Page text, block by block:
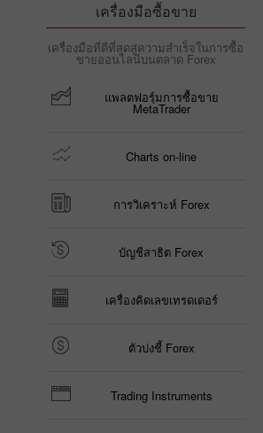
เครื่องมือซื้อขาย
เครื่องมือที่ดีที่สุดสู่ความสำเร็จในการซื้อ
ขายออนไลน์บนตลาด Forex
แพลตฟอรฺ์มการซื้อขาย
MetaTrader
Charts on-line
การวิเคราะห์ Forex
บัญชีสาธิต Forex
เครื่องคิดเลขเทรดเดอร์
ตัวบ่งชี้ Forex
Trading Instruments